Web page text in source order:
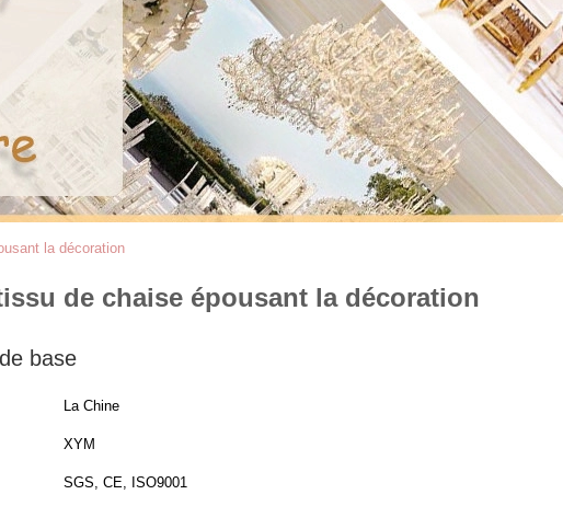
la décoration
de chaise épousant la décoration
base
La Chine
XYM
SGS, CE, ISO9001